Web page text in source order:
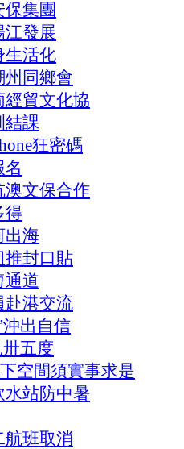
集團
江發展
生活化
州同鄉會
經貿文化協
結課
狂密碼
名
澳文保合作
得
出海
推封口貼
通道
赴港交流
沖出自信
卅五度
空間須實事求是
水站防中暑
航班取消